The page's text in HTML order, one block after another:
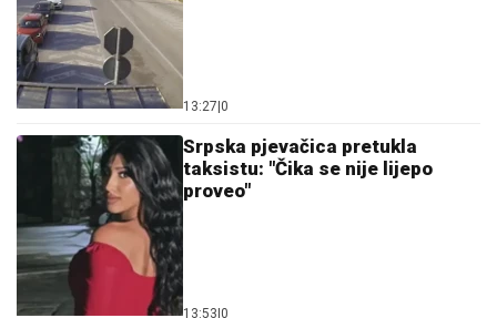
13:27 0
Srpska pjevačica pretukla
taksistu: "Čika se nije lijepo
proveo"
13:53 0